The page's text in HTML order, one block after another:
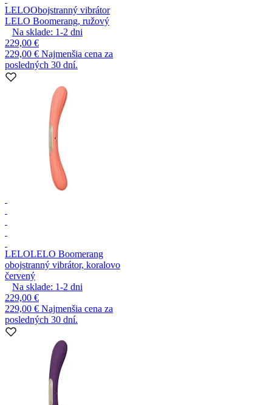
LELOObojstranný vibrátor
LELO Boomerang, ružový
Na sklade: 1-2 dni
229,00 €
229,00 € Najmenšia cena za
posledných 30 dní.
LELOLELO Boomerang
obojstranný vibrátor, koralovo
červený
Na sklade: 1-2 dni
229,00 €
229,00 € Najmenšia cena za
posledných 30 dní.